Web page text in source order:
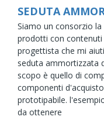
SEDUTA
Siamo un consorzio
prodotti con contenuti
progettista che mi
seduta ammortizzata
scopo è quello di
componenti
prototipabile.
da ottenere